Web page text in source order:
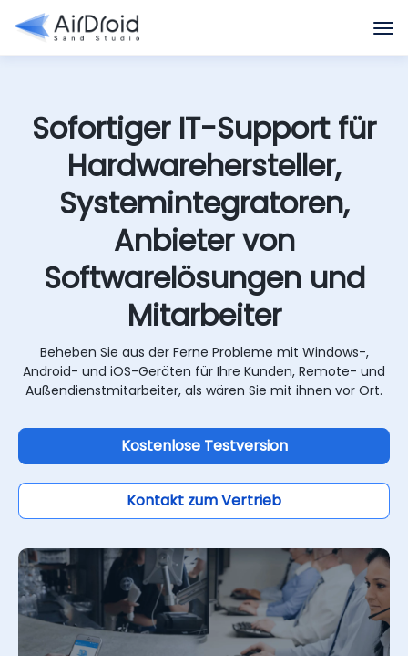
Sofortiger IT-Support für
Hardwarehersteller,
Systemintegratoren,
Anbieter von
Softwarelösungen und
Mitarbeiter
Beheben Sie aus der Ferne Probleme mit Windows-,
Android- und iOS-Geräten für Ihre Kunden, Remote- und
Außendienstmitarbeiter, als wären Sie mit ihnen vor Ort.
Kostenlose Testversion
Kontakt zum Vertrieb